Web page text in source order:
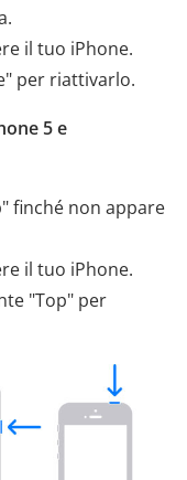
il tuo iPhone.
per riattivarlo.
5 e
finché non appare
il tuo iPhone.
"Top" per